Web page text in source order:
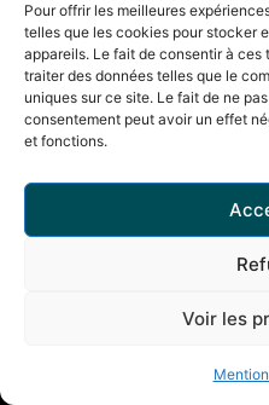
Pour offrir les meilleures
telles que les cookies pour stocker
appareils. Le fait de consentir à
traiter des données telles que le
uniques sur ce site. Le fait de ne
consentement peut avoir un effet
et fonctions.
Voir les